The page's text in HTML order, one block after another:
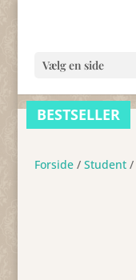
Vælg en side
Forside/ Student/
BESTSELLER
BESTSELLER